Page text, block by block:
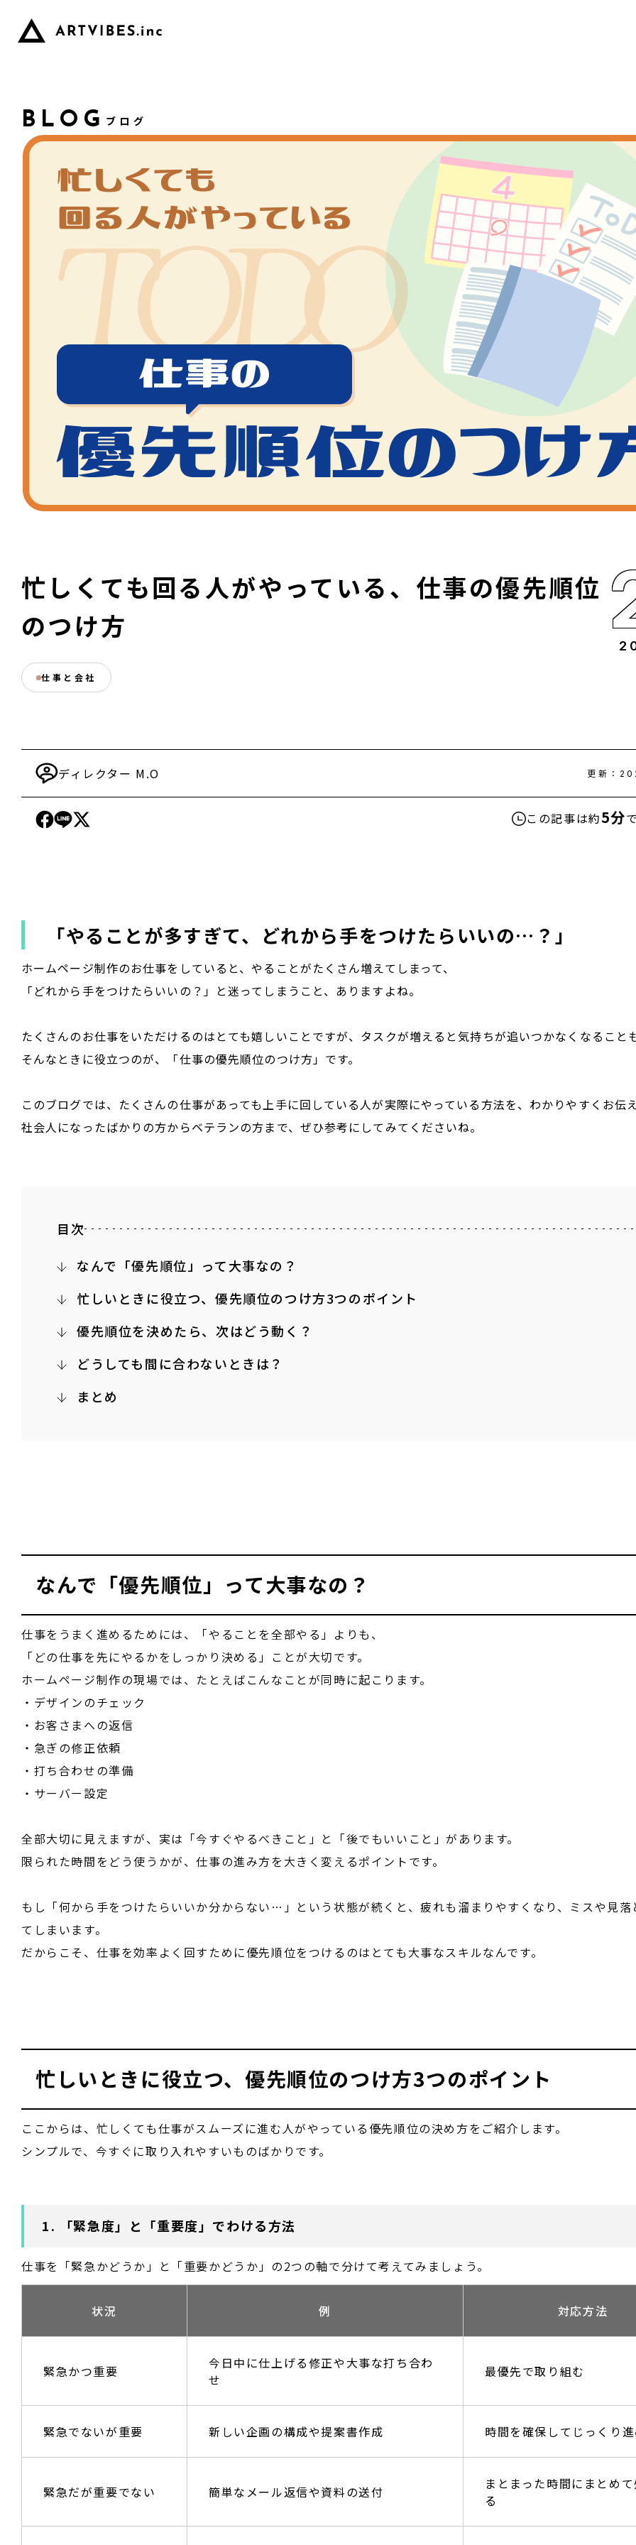
BLOG ブログ
忙しくても回る人がやっている、仕事の優先順位
のつけ方
仕事と会社
ディレクター M.O 更新：
この記事は約5分
「やることが多すぎて、どれから手をつけたらいいの…？」
ホームページ制作のお仕事をしていると、やることがたくさん増えてしまって、
「どれから手をつけたらいいの？」と迷ってしまうこと、ありますよね。
たくさんのお仕事をいただけるのはとても嬉しいことですが、タスクが増えると気持ちが追いつかなくなること
そんなときに役立つのが、「仕事の優先順位のつけ方」です。
このブログでは、たくさんの仕事があっても上手に回している人が実際にやっている方法を、わかりやすくお伝え
社会人になったばかりの方からベテランの方まで、ぜひ参考にしてみてくださいね。
目次
なんで「優先順位」って大事なの？
忙しいときに役立つ、優先順位のつけ方3つのポイント
優先順位を決めたら、次はどう動く？
どうしても間に合わないときは？
まとめ
なんで「優先順位」って大事なの？
仕事をうまく進めるためには、「やることを全部やる」よりも、
「どの仕事を先にやるかをしっかり決める」ことが大切です。
ホームページ制作の現場では、たとえばこんなことが同時に起こります。
・デザインのチェック
・お客さまへの返信
・急ぎの修正依頼
・打ち合わせの準備
・サーバー設定
全部大切に見えますが、実は「今すぐやるべきこと」と「後でもいいこと」があります。
限られた時間をどう使うかが、仕事の進み方を大きく変えるポイントです。
もし「何から手をつけたらいいか分からない…」という状態が続くと、疲れも溜まりやすくなり、ミスや見落
てしまいます。
だからこそ、仕事を効率よく回すために優先順位をつけるのはとても大事なスキルなんです。
忙しいときに役立つ、優先順位のつけ方3つのポイント
ここからは、忙しくても仕事がスムーズに進む人がやっている優先順位の決め方をご紹介します。
シンプルで、今すぐに取り入れやすいものばかりです。
1. 「緊急度」と「重要度」でわける方法
仕事を「緊急かどうか」と「重要かどうか」の2つの軸で分けて考えてみましょう。
状況 例 対応方法
緊急かつ重要
今日中に仕上げる修正や大事な打ち合わ
せ
最優先で取り組む
緊急でないが重要 新しい企画の構成や提案書作成 時間を確保してじっくり
緊急だが重要でない 簡単なメール返信や資料の送付
まとまった時間にまとめ
る